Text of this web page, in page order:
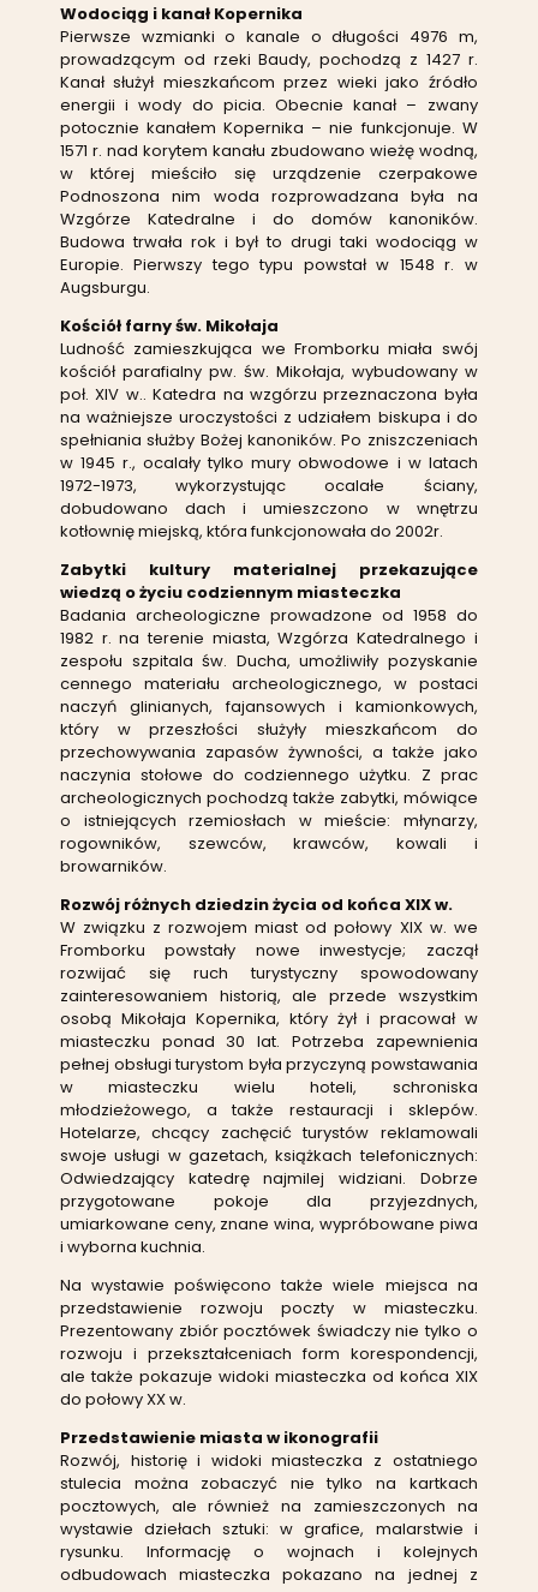
Wodociąg i kanał Kopernika
Pierwsze wzmianki o kanale o długości 4976 m,
prowadzącym od rzeki Baudy, pochodzą z 1427 r.
Kanał służył mieszkańcom przez wieki jako źródło
energii i wody do picia. Obecnie kanał – zwany
potocznie kanałem Kopernika – nie funkcjonuje. W
1571 r. nad korytem kanału zbudowano wieżę wodną,
w której mieściło się urządzenie czerpakowe
Podnoszona nim woda rozprowadzana była na
Wzgórze Katedralne i do domów kanoników.
Budowa trwała rok i był to drugi taki wodociąg w
Europie. Pierwszy tego typu powstał w 1548 r. w
Augsburgu.
Kościół farny św. Mikołaja
Ludność zamieszkująca we Fromborku miała swój
kościół parafialny pw. św. Mikołaja, wybudowany w
poł. XIV w.. Katedra na wzgórzu przeznaczona była
na ważniejsze uroczystości z udziałem biskupa i do
spełniania służby Bożej kanoników. Po zniszczeniach
w 1945 r., ocalały tylko mury obwodowe i w latach
1972-1973, wykorzystując ocalałe ściany,
dobudowano dach i umieszczono w wnętrzu
kotłownię miejską, która funkcjonowała do 2002r.
Zabytki kultury materialnej przekazujące
wiedzą o życiu codziennym miasteczka
Badania archeologiczne prowadzone od 1958 do
1982 r. na terenie miasta, Wzgórza Katedralnego i
zespołu szpitala św. Ducha, umożliwiły pozyskanie
cennego materiału archeologicznego, w postaci
naczyń glinianych, fajansowych i kamionkowych,
który w przeszłości służyły mieszkańcom do
przechowywania zapasów żywności, a także jako
naczynia stołowe do codziennego użytku. Z prac
archeologicznych pochodzą także zabytki, mówiące
o istniejących rzemiosłach w mieście: młynarzy,
rogowników, szewców, krawców, kowali i
browarników.
Rozwój różnych dziedzin życia od końca XIX w.
W związku z rozwojem miast od połowy XIX w. we
Fromborku powstały nowe inwestycje; zaczął
rozwijać się ruch turystyczny spowodowany
zainteresowaniem historią, ale przede wszystkim
osobą Mikołaja Kopernika, który żył i pracował w
miasteczku ponad 30 lat. Potrzeba zapewnienia
pełnej obsługi turystom była przyczyną powstawania
w miasteczku wielu hoteli, schroniska
młodzieżowego, a także restauracji i sklepów.
Hotelarze, chcący zachęcić turystów reklamowali
swoje usługi w gazetach, książkach telefonicznych:
Odwiedzający katedrę najmilej widziani. Dobrze
przygotowane pokoje dla przyjezdnych,
umiarkowane ceny, znane wina, wypróbowane piwa
i wyborna kuchnia.
Na wystawie poświęcono także wiele miejsca na
przedstawienie rozwoju poczty w miasteczku.
Prezentowany zbiór pocztówek świadczy nie tylko o
rozwoju i przekształceniach form korespondencji,
ale także pokazuje widoki miasteczka od końca XIX
do połowy XX w.
Przedstawienie miasta w ikonografii
Rozwój, historię i widoki miasteczka z ostatniego
stulecia można zobaczyć nie tylko na kartkach
pocztowych, ale również na zamieszczonych na
wystawie dziełach sztuki: w grafice, malarstwie i
rysunku. Informację o wojnach i kolejnych
odbudowach miasteczka pokazano na jednej z